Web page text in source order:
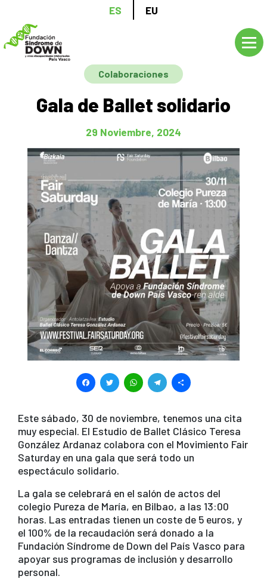
contenido
principal
ES EU
Colaboraciones
Gala de Ballet solidario
29 Noviembre, 2024
F
a
c
e
b
o
o
k
T
wi
tt
er
W
h
at
s
A
p
T
el
e
gr
a
ar
e
Este sábado, 30 de noviembre, tenemos una cita
muy especial. El Estudio de Ballet Clásico Teresa
González Ardanaz colabora con el Movimiento Fair
Saturday en una gala que será todo un
espectáculo solidario.
La gala se celebrará en el salón de actos del
colegio Pureza de María, en Bilbao, a las 13:00
horas. Las entradas tienen un coste de 5 euros, y
el 100% de la recaudación será donado a la
Fundación Síndrome de Down del País Vasco para
apoyar sus programas de inclusión y desarrollo
personal.